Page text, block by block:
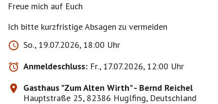
Freue mich auf Euch
Ich bitte kurzfristige Absagen zu vermeiden
So., 19.07.2026, 18:00 Uhr
Anmeldeschluss: Fr., 17.07.2026, 12:00 Uhr
Gasthaus "Zum Alten Wirth" - Bernd Reichel
Hauptstraße 25, 82386 Huglfing, Deutschland